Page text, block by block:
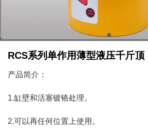
RCS系列单作用薄型液压千斤顶
产品简介：
1.缸壁和活塞镀铬处理。
2.可以再任何位置上使用。